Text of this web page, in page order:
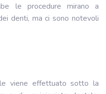
le procedure mirano a
denti, ma ci sono notevoli
viene effettuato sotto la